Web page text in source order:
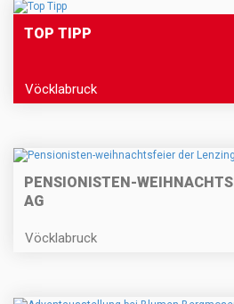
TOP TIPP
Vöcklabruck
PENSIONISTEN-
AG
Vöcklabruck